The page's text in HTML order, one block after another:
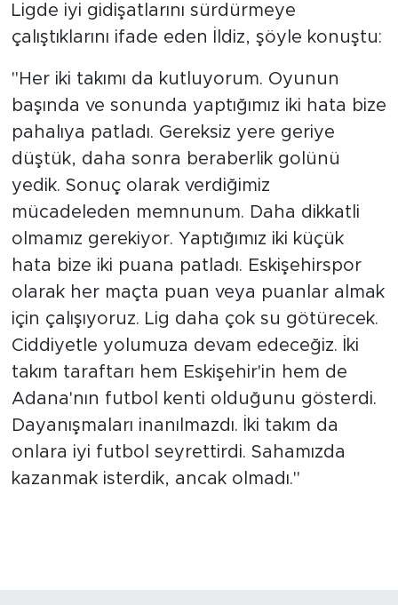
Ligde iyi gidişatlarını sürdürmeye
çalıştıklarını ifade eden İldiz, şöyle konuştu:
"Her iki takımı da kutluyorum. Oyunun
başında ve sonunda yaptığımız iki hata bize
pahalıya patladı. Gereksiz yere geriye
düştük, daha sonra beraberlik golünü
yedik. Sonuç olarak verdiğimiz
mücadeleden memnunum. Daha dikkatli
olmamız gerekiyor. Yaptığımız iki küçük
hata bize iki puana patladı. Eskişehirspor
olarak her maçta puan veya puanlar almak
için çalışıyoruz. Lig daha çok su götürecek.
Ciddiyetle yolumuza devam edeceğiz. İki
takım taraftarı hem Eskişehir'in hem de
Adana'nın futbol kenti olduğunu gösterdi.
Dayanışmaları inanılmazdı. İki takım da
onlara iyi futbol seyrettirdi. Sahamızda
kazanmak isterdik, ancak olmadı."